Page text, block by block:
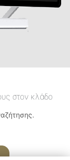
στον κλάδο